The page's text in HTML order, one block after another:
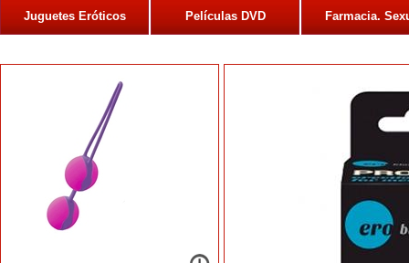
Juguetes Eróticos Películas DVD Farmacia.